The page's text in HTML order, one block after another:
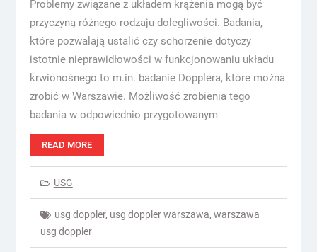
Problemy związane z układem krążenia mogą być
przyczyną różnego rodzaju dolegliwości. Badania,
które pozwalają ustalić czy schorzenie dotyczy
istotnie nieprawidłowości w funkcjonowaniu układu
krwionośnego to m.in. badanie Dopplera, które można
zrobić w Warszawie. Możliwość zrobienia tego
badania w odpowiednio przygotowanym
READ MORE
USG
usg doppler, usg doppler warszawa, warszawa
usg doppler